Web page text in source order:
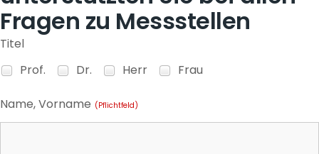
Fragen zu Messstellen
Titel
Prof.
Dr. Herr Frau
Name, Vorname (Pflichtfeld)